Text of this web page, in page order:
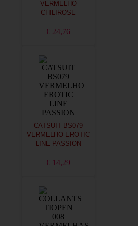
VERMELHO
CHILIROSE
€ 24,76
CATSUIT BS079
VERMELHO EROTIC
LINE PASSION
€ 14,29